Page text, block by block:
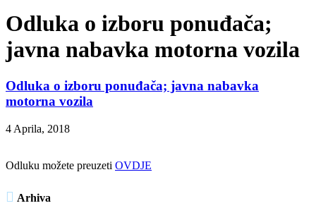
Odluka o izboru ponuđača;
javna nabavka motorna vozila
Odluka o izboru ponuđača; javna nabavka
motorna vozila
4 Aprila, 2018
Odluku možete preuzeti OVDJE
 Arhiva